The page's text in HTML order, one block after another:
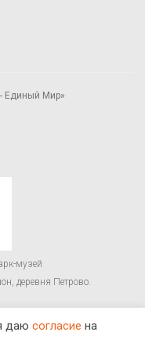
Единый Мир»
музей
деревня Петрово.
даю согласие на